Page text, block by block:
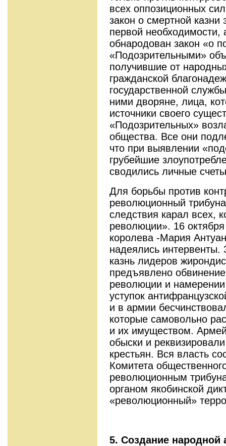
всех оппозиционных
закон о смертной
первой необходимости,
обнародован закон «о
«Подозрительными»
получившие от
гражданской
государственной
ними дворяне, лица,
источники своего
«Подозрительных»
общества. Все они
что при выявлении
грубейшие
сводились личные
Для борьбы против
революционный
следствия карал всех,
революции». 16
королева -Мария
надеялись интервенты.
казнь лидеров
предъявлено
революции и
уступок
и в армии
которые самовольно
и их имуществом.
обыски и
крестьян. Вся власть
Комитета
революционным
органом якобинской
«революционный»
5. Создание народной